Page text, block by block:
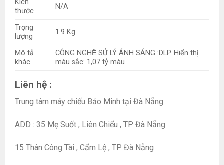
Kích
thước
N/A
Trọng
lượng
1.9 Kg
Mô tả
khác
CÔNG NGHỆ SỬ LÝ ÁNH SÁNG :DLP. Hiển thị
màu sắc: 1,07 tỷ màu
Liên hệ :
Trung tâm máy chiếu Bảo Minh tại Đà Nẵng :
ADD : 35 Mẹ Suốt , Liên Chiểu , TP Đà Nẵng
15 Thân Công Tài , Cẩm Lệ , TP Đà Nẵng